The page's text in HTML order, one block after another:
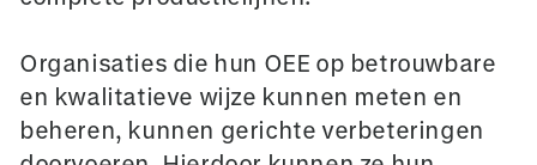
Organisaties die hun OEE op betrouwbare
en kwalitatieve wijze kunnen meten en
beheren, kunnen gerichte verbeteringen